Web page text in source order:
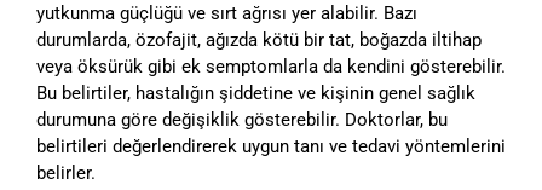
yutkunma güçlüğü ve sırt ağrısı yer alabilir. Bazı
durumlarda, özofajit, ağızda kötü bir tat, boğazda iltihap
veya öksürük gibi ek semptomlarla da kendini gösterebilir.
Bu belirtiler, hastalığın şiddetine ve kişinin genel sağlık
durumuna göre değişiklik gösterebilir. Doktorlar, bu
belirtileri değerlendirerek uygun tanı ve tedavi yöntemlerini
belirler.